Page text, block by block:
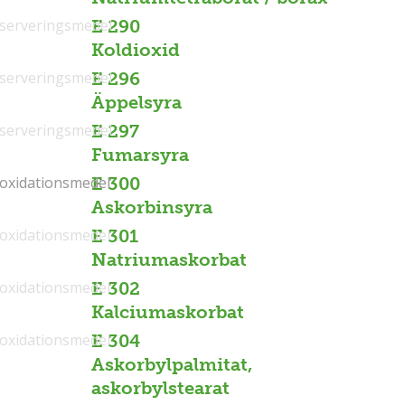
E 290
Koldioxid
E 296
Äppelsyra
E 297
Fumarsyra
E 300
Askorbinsyra
E 301
Natriumaskorbat
E 302
Kalciumaskorbat
E 304
Askorbylpalmitat,
askorbylstearat